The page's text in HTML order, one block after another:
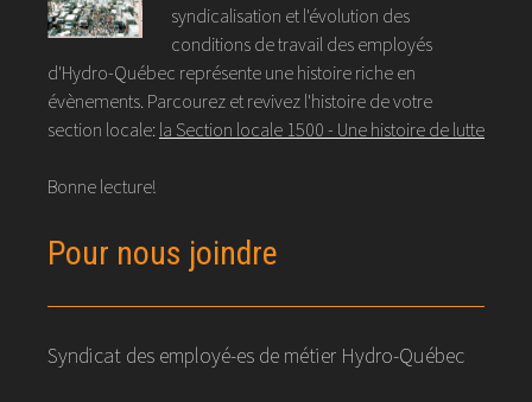
syndicalisation et l'évolution des
conditions de travail des employés
d'Hydro-Québec représente une histoire riche en
évènements. Parcourez et revivez l'histoire de votre
section locale: la Section locale 1500 - Une histoire de lutte
Bonne lecture!
Pour nous joindre
Syndicat des employé-es de métier Hydro-Québec